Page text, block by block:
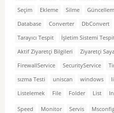
Seçim
Ekleme Silme
Database
Converter DbConvert
Tarayıcı Tespit
İşletim Sistemi
Aktif Ziyaretçi Bilgileri
Ziyaretçi
FirewallService
SecurityService
sızma Testi
uniscan windows
Listelemek
File Folder List
Speed Monitor Servis